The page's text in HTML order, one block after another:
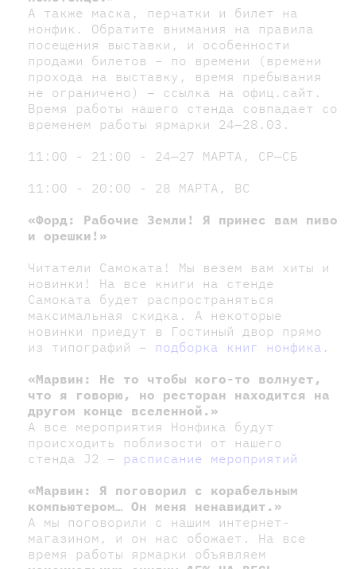
А также маска, перчатки и билет на
нонфик. Обратите внимания на правила
посещения выставки, и особенности
продажи билетов – по времени (времени
прохода на выставку, время пребывания
не ограничено) – ссылка на офиц.сайт.
Время работы нашего стенда совпадает со
временем работы ярмарки 24—28.03.
11:00 - 21:00 - 24—27 МАРТА, СР—СБ
11:00 - 20:00 - 28 МАРТА, ВС
«Форд: Рабочие Земли! Я принес вам пиво
и орешки!»
Читатели Самоката! Мы везем вам хиты и
новинки! На все книги на стенде
Самоката будет распространяться
максимальная скидка. А некоторые
новинки приедут в Гостиный двор прямо
из типографий – подборка книг нонфика .
«Марвин: Не то чтобы кого-то волнует,
что я говорю, но ресторан находится на
другом конце вселенной.»
А все мероприятия Нонфика будут
происходить поблизости от нашего
стенда J2 – расписание мероприятий
«Марвин: Я поговорил с корабельным
компьютером… Он меня ненавидит.»
А мы поговорили с нашим интернет-
магазином, и он нас обожает. На все
время работы ярмарки объявляем